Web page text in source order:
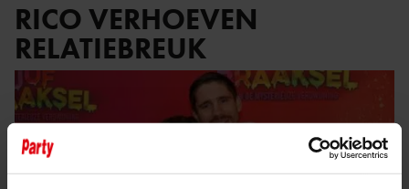
RICO VERHOEVEN
RELATIEBREUK